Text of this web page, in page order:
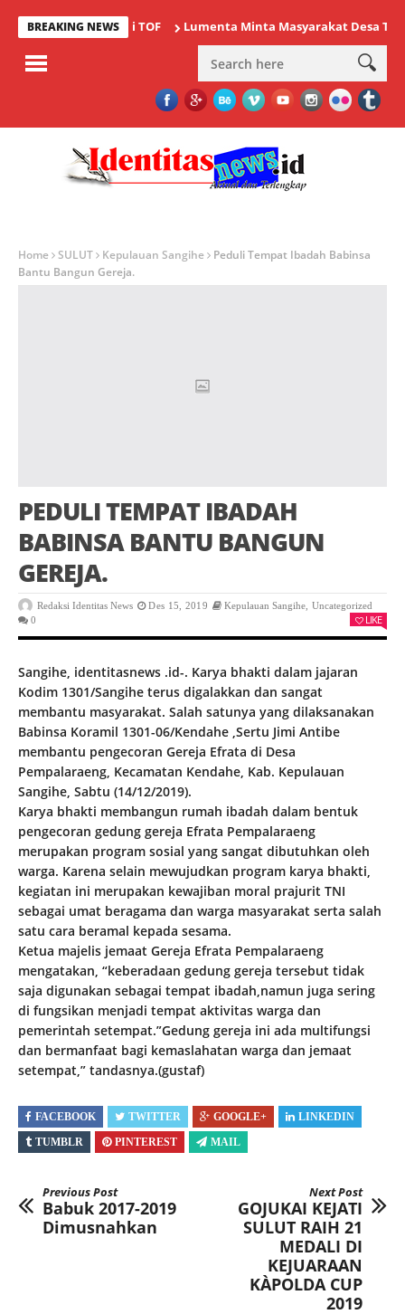
BREAKING NEWS
Bergengsi TOF Lumenta Minta Masyarakat Desa Tolok
Home SULUT Kepulauan Sangihe
Peduli Tempat Ibadah Babinsa
Bantu Bangun Gereja.
PEDULI TEMPAT IBADAH
BABINSA BANTU BANGUN
GEREJA.
Redaksi Identitas News Des 15, 2019 Kepulauan Sangihe Uncategorized
0
LIKE
Sangihe, identitasnews .id-. Karya bhakti dalam jajaran
Kodim 1301/Sangihe terus digalakkan dan sangat
membantu masyarakat. Salah satunya yang dilaksanakan
Babinsa Koramil 1301-06/Kendahe ,Sertu Jimi Antibe
membantu pengecoran Gereja Efrata di Desa
Pempalaraeng, Kecamatan Kendahe, Kab. Kepulauan
Sangihe, Sabtu (14/12/2019).
Karya bhakti membangun rumah ibadah dalam bentuk
pengecoran gedung gereja Efrata Pempalaraeng
merupakan program sosial yang sangat dibutuhkan oleh
warga. Karena selain mewujudkan program karya bhakti,
kegiatan ini merupakan kewajiban moral prajurit TNI
sebagai umat beragama dan warga masyarakat serta salah
satu cara beramal kepada sesama.
Ketua majelis jemaat Gereja Efrata Pempalaraeng
mengatakan, “keberadaan gedung gereja tersebut tidak
saja digunakan sebagai tempat ibadah,namun juga sering
di fungsikan menjadi tempat aktivitas warga dan
pemerintah setempat.”Gedung gereja ini ada multifungsi
dan bermanfaat bagi kemaslahatan warga dan jemaat
setempat,” tandasnya.(gustaf)
FACEBOOK TWITTER GOOGLE+
LINKEDIN
TUMBLR
PINTEREST MAIL
Previous Post
Babuk 2017-2019
Dimusnahkan
Next Post
GOJUKAI KEJATI
SULUT RAIH 21
MEDALI DI
KEJUARAAN
KÀPOLDA CUP
2019